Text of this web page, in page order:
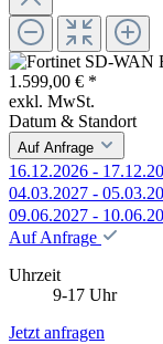
1.599,00 € *
exkl. MwSt.
Datum & Standort
Auf Anfrage
16.12.2026 -
04.03.2027 -
09.06.2027 -
Auf Anfrage
Uhrzeit
9-17 Uhr
Jetzt anfragen